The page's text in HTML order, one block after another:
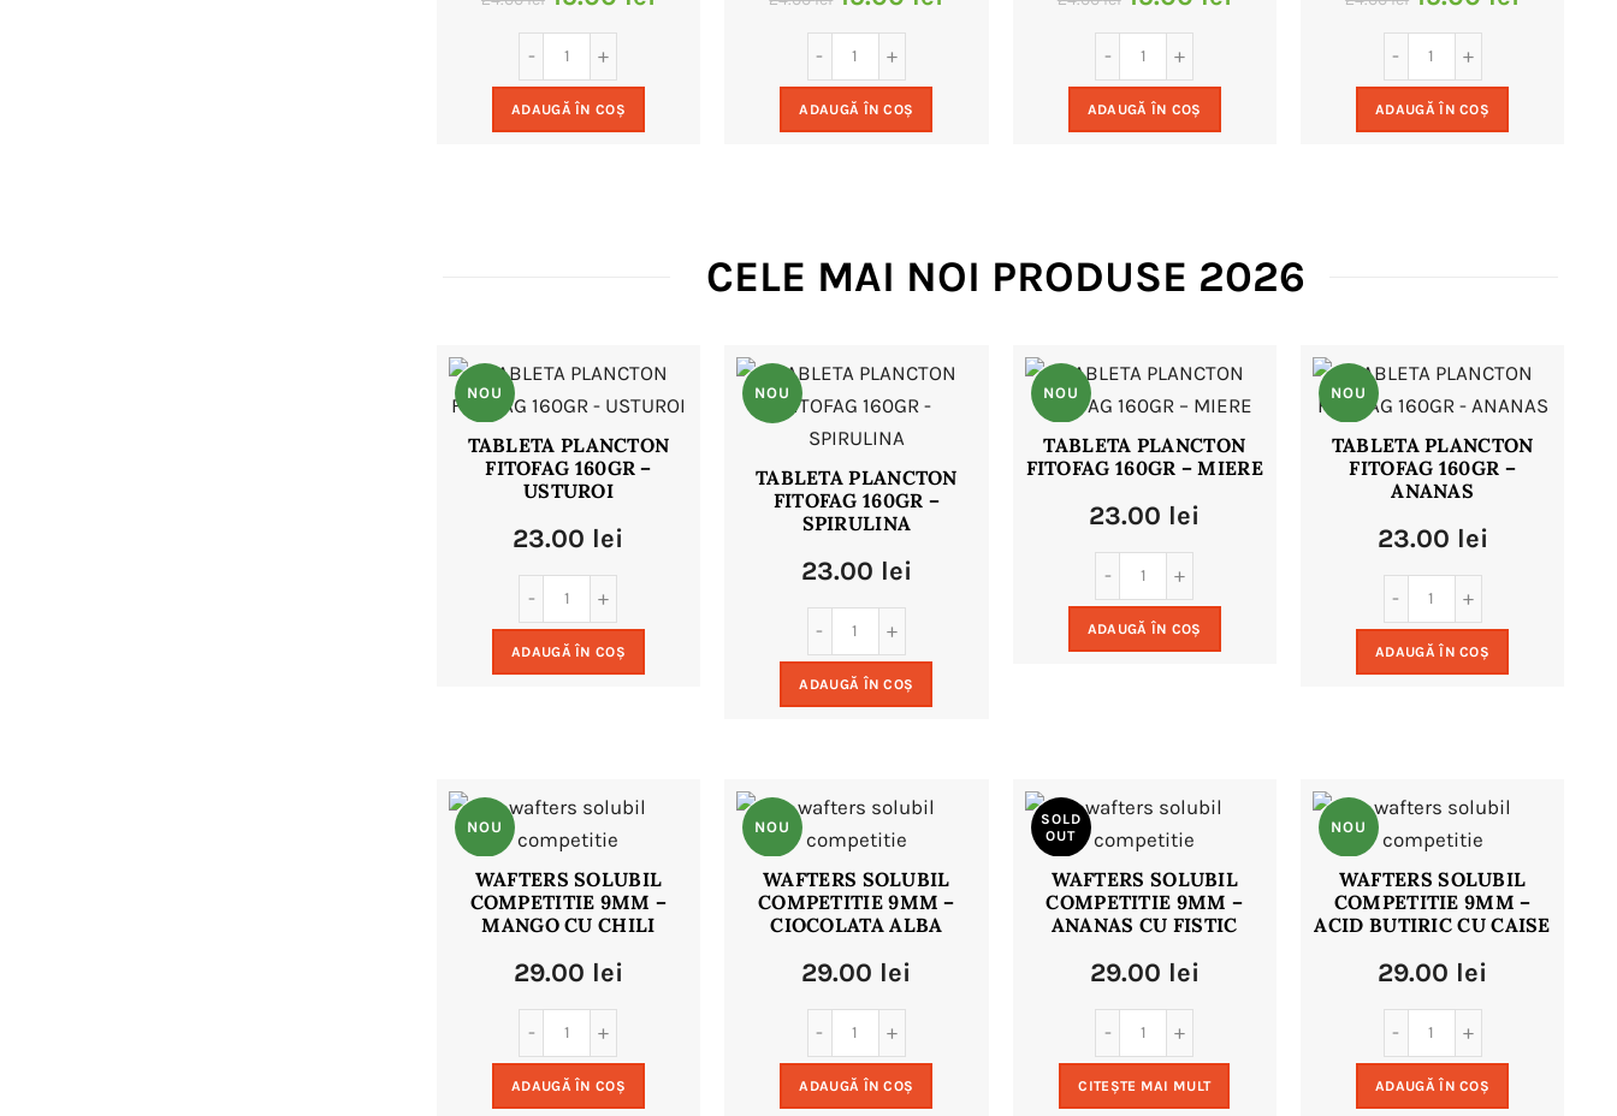
inițial
a
fost:
ADAUGĂ ÎN COȘ
inițial
a
fost:
ADAUGĂ ÎN COȘ
inițial
a
fost:
ADAUGĂ ÎN COȘ
inițial
a
fost:
ADAUGĂ ÎN COȘ
CELE MAI NOI PRODUSE 2026
NOU
TABLETA PLANCTON
FITOFAG 160GR –
USTUROI
23.00 lei
ADAUGĂ ÎN COȘ
NOU
TABLETA PLANCTON
FITOFAG 160GR –
SPIRULINA
23.00 lei
ADAUGĂ ÎN COȘ
NOU
TABLETA PLANCTON
FITOFAG 160GR – MIERE
23.00 lei
ADAUGĂ ÎN COȘ
NOU
TABLETA PLANCTON
FITOFAG 160GR –
ANANAS
23.00 lei
ADAUGĂ ÎN COȘ
NOU
WAFTERS SOLUBIL
COMPETITIE 9MM –
MANGO CU CHILI
29.00 lei
ADAUGĂ ÎN COȘ
NOU
WAFTERS SOLUBIL
COMPETITIE 9MM –
CIOCOLATA ALBA
29.00 lei
ADAUGĂ ÎN COȘ
SOLD
OUT
NOU
WAFTERS SOLUBIL
COMPETITIE 9MM –
ANANAS CU FISTIC
29.00 lei
CITEȘTE MAI MULT
NOU
WAFTERS SOLUBIL
COMPETITIE 9MM –
ACID BUTIRIC CU CAISE
29.00 lei
ADAUGĂ ÎN COȘ